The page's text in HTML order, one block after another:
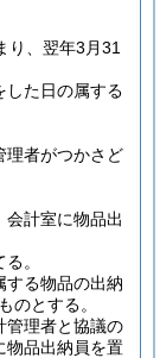
り、翌年3月31
した日の属する
理者がつかさど
計室に物品出
。
する物品の出納
のとする。
管理者と協議の
物品出納員を置